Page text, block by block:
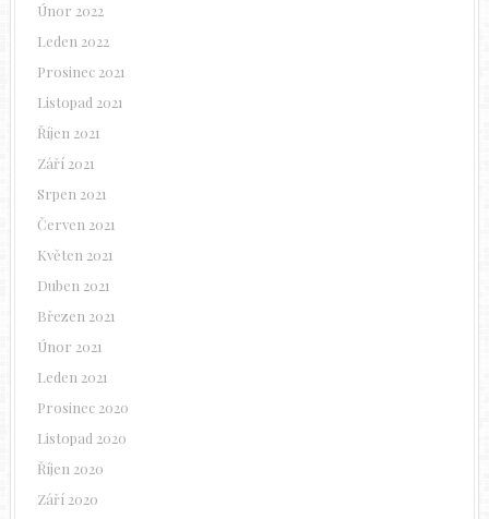
Únor 2022
Leden 2022
Prosinec 2021
Listopad 2021
Říjen 2021
Září 2021
Srpen 2021
Červen 2021
Květen 2021
Duben 2021
Březen 2021
Únor 2021
Leden 2021
Prosinec 2020
Listopad 2020
Říjen 2020
Září 2020